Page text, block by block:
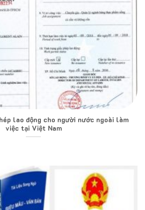
lao động cho người nước ngoài làm
việc tại Việt Nam